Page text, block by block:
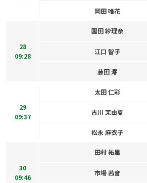
岡田 唯花
28
09:28
園田 紗理奈
江口 智子
藤田 澪
29
09:37
太田 仁彩
古川 茉由夏
松永 麻衣子
30
09:46
田村 祐里
市場 茜音